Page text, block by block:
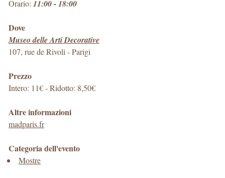
Orario: 11:00 - 18:00
Dove
Museo delle Arti Decorative
107, rue de Rivoli -Parigi
Prezzo
Intero: 11€ - Ridotto: 8,50€
Altre informazioni
madparis.fr
Categoria dell'evento
Mostre